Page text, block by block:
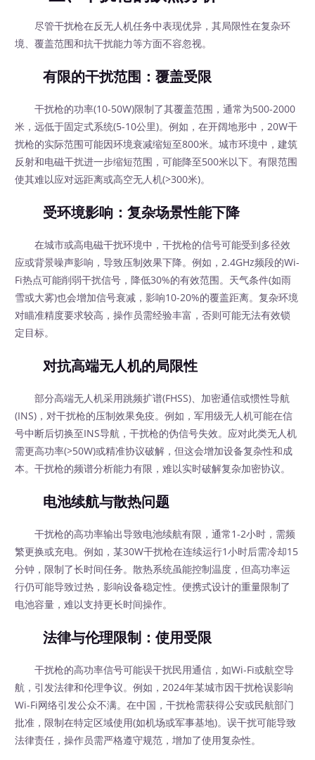
尽管干扰枪在反无人机任务中表现优异，其局限性在复杂环
境、覆盖范围和抗干扰能力等方面不容忽视。
有限的干扰范围：覆盖受限
干扰枪的功率(10-50W)限制了其覆盖范围，通常为500-2000
米，远低于固定式系统(5-10公里)。例如，在开阔地形中，20W干
扰枪的实际范围可能因环境衰减缩短至800米。城市环境中，建筑
反射和电磁干扰进一步缩短范围，可能降至500米以下。有限范围
使其难以应对远距离或高空无人机(>300米)。
受环境影响：复杂场景性能下降
在城市或高电磁干扰环境中，干扰枪的信号可能受到多径效
应或背景噪声影响，导致压制效果下降。例如，2.4GHz频段的Wi-
Fi热点可能削弱干扰信号，降低30%的有效范围。天气条件(如雨
雪或大雾)也会增加信号衰减，影响10-20%的覆盖距离。复杂环境
对瞄准精度要求较高，操作员需经验丰富，否则可能无法有效锁
定目标。
对抗高端无人机的局限性
部分高端无人机采用跳频扩谱(FHSS)、加密通信或惯性导航
(INS)，对干扰枪的压制效果免疫。例如，军用级无人机可能在信
号中断后切换至INS导航，干扰枪的伪信号失效。应对此类无人机
需更高功率(>50W)或精准协议破解，但这会增加设备复杂性和成
本。干扰枪的频谱分析能力有限，难以实时破解复杂加密协议。
电池续航与散热问题
干扰枪的高功率输出导致电池续航有限，通常1-2小时，需频
繁更换或充电。例如，某30W干扰枪在连续运行1小时后需冷却15
分钟，限制了长时间任务。散热系统虽能控制温度，但高功率运
行仍可能导致过热，影响设备稳定性。便携式设计的重量限制了
电池容量，难以支持更长时间操作。
法律与伦理限制：使用受限
干扰枪的高功率信号可能误干扰民用通信，如Wi-Fi或航空导
航，引发法律和伦理争议。例如，2024年某城市因干扰枪误影响
Wi-Fi网络引发公众不满。在中国，干扰枪需获得公安或民航部门
批准，限制在特定区域使用(如机场或军事基地)。误干扰可能导致
法律责任，操作员需严格遵守规范，增加了使用复杂性。